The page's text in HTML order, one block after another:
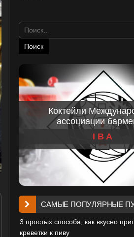
Найти:
Коктейли
ассоциации
I B A
САМЫЕ ПОПУЛЯРНЫЕ
3 простых способа, как вкусно
креветки к пиву